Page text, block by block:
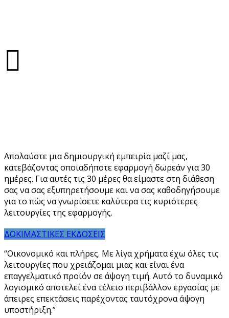
Απολαύστε μια δημιουργική εμπειρία μαζί μας,
κατεβάζοντας οποιαδήποτε εφαρμογή δωρεάν για 30
ημέρες. Για αυτές τις 30 μέρες θα είμαστε στη διάθεση
σας να σας εξυπηρετήσουμε και να σας καθοδηγήσουμε
για το πώς να γνωρίσετε καλύτερα τις κυριότερες
λειτουργίες της εφαρμογής.
ΔΟΚΙΜΑΣΤΙΚΕΣ ΕΚΔΟΣΕΙΣ
“Οικονομικό και πλήρες. Με λίγα χρήματα έχω όλες τις
λειτουργίες που χρειάζομαι μιας και είναι ένα
επαγγελματικό προϊόν σε άψογη τιμή. Αυτό το δυναμικό
λογισμικό αποτελεί ένα τέλειο περιβάλλον εργασίας με
άπειρες επεκτάσεις παρέχοντας ταυτόχρονα άψογη
υποστήριξη.”